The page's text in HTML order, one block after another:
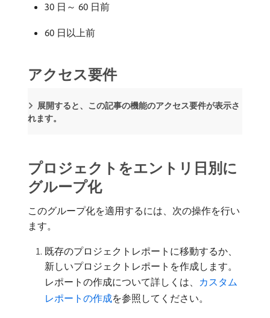
30 日～ 60 日前
60 日以上前
アクセス要件
展開すると、この記事の機能のアクセス要件が表示さ
れます。
プロジェクトをエントリ日別に
グループ化
このグループ化を適用するには、次の操作を行い
ます。
既存のプロジェクトレポートに移動するか、
新しいプロジェクトレポートを作成します。
レポートの作成について詳しくは、 カスタム
レポートの作成を参照してください。